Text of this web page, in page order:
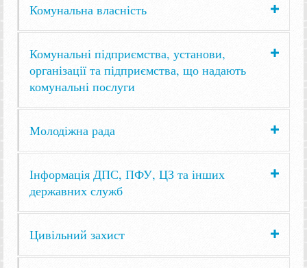
Комунальна власність
Комунальні підприємства, установи,
організації та підприємства, що надають
комунальні послуги
Молодіжна рада
Інформація ДПС, ПФУ, ЦЗ та інших
державних служб
Цивільний захист